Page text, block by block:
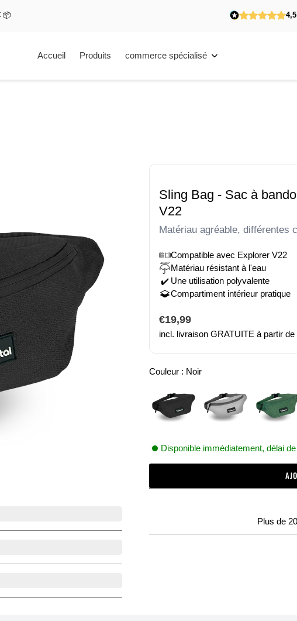
📦
Accueil Produits commerce spécialisé
Sling Bag - Sac à
V22
Matériau agréable, différentes
Compatible avec Explorer V22
Matériau résistant à l'eau
✔️ Une utilisation polyvalente
Compartiment intérieur pratique
Prix
normal
€19,99
incl. livraison GRATUITE à partir de
Couleur : Noir
Disponible immédiatement, délai
Plus de